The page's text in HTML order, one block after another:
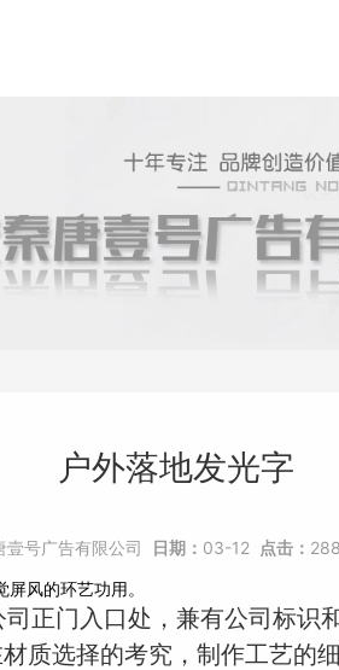
户外落地发光字
壹号广告有限公司 日期： 03-12 点击： 288
风的环艺功用。
正门入口处，兼有公司标识
质选择的考究，制作工艺的